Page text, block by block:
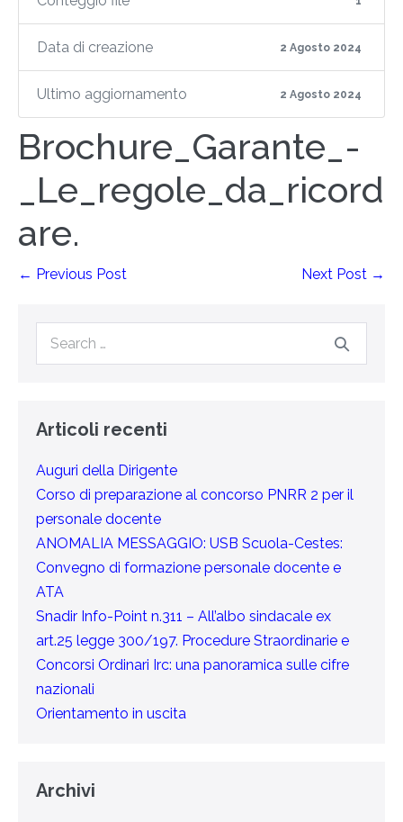
Data di creazione 2 Agosto 2024
Ultimo aggiornamento 2 Agosto 2024
Brochure_Garante_-
_Le_regole_da_ricord
are.
← Previous Post Next Post →
Articoli recenti
Auguri della Dirigente
Corso di preparazione al concorso PNRR 2 per il
personale docente
ANOMALIA MESSAGGIO: USB Scuola-Cestes:
Convegno di formazione personale docente e
ATA
Snadir Info-Point n.311 – All’albo sindacale ex
art.25 legge 300/197. Procedure Straordinarie e
Concorsi Ordinari Irc: una panoramica sulle cifre
nazionali
Orientamento in uscita
Archivi